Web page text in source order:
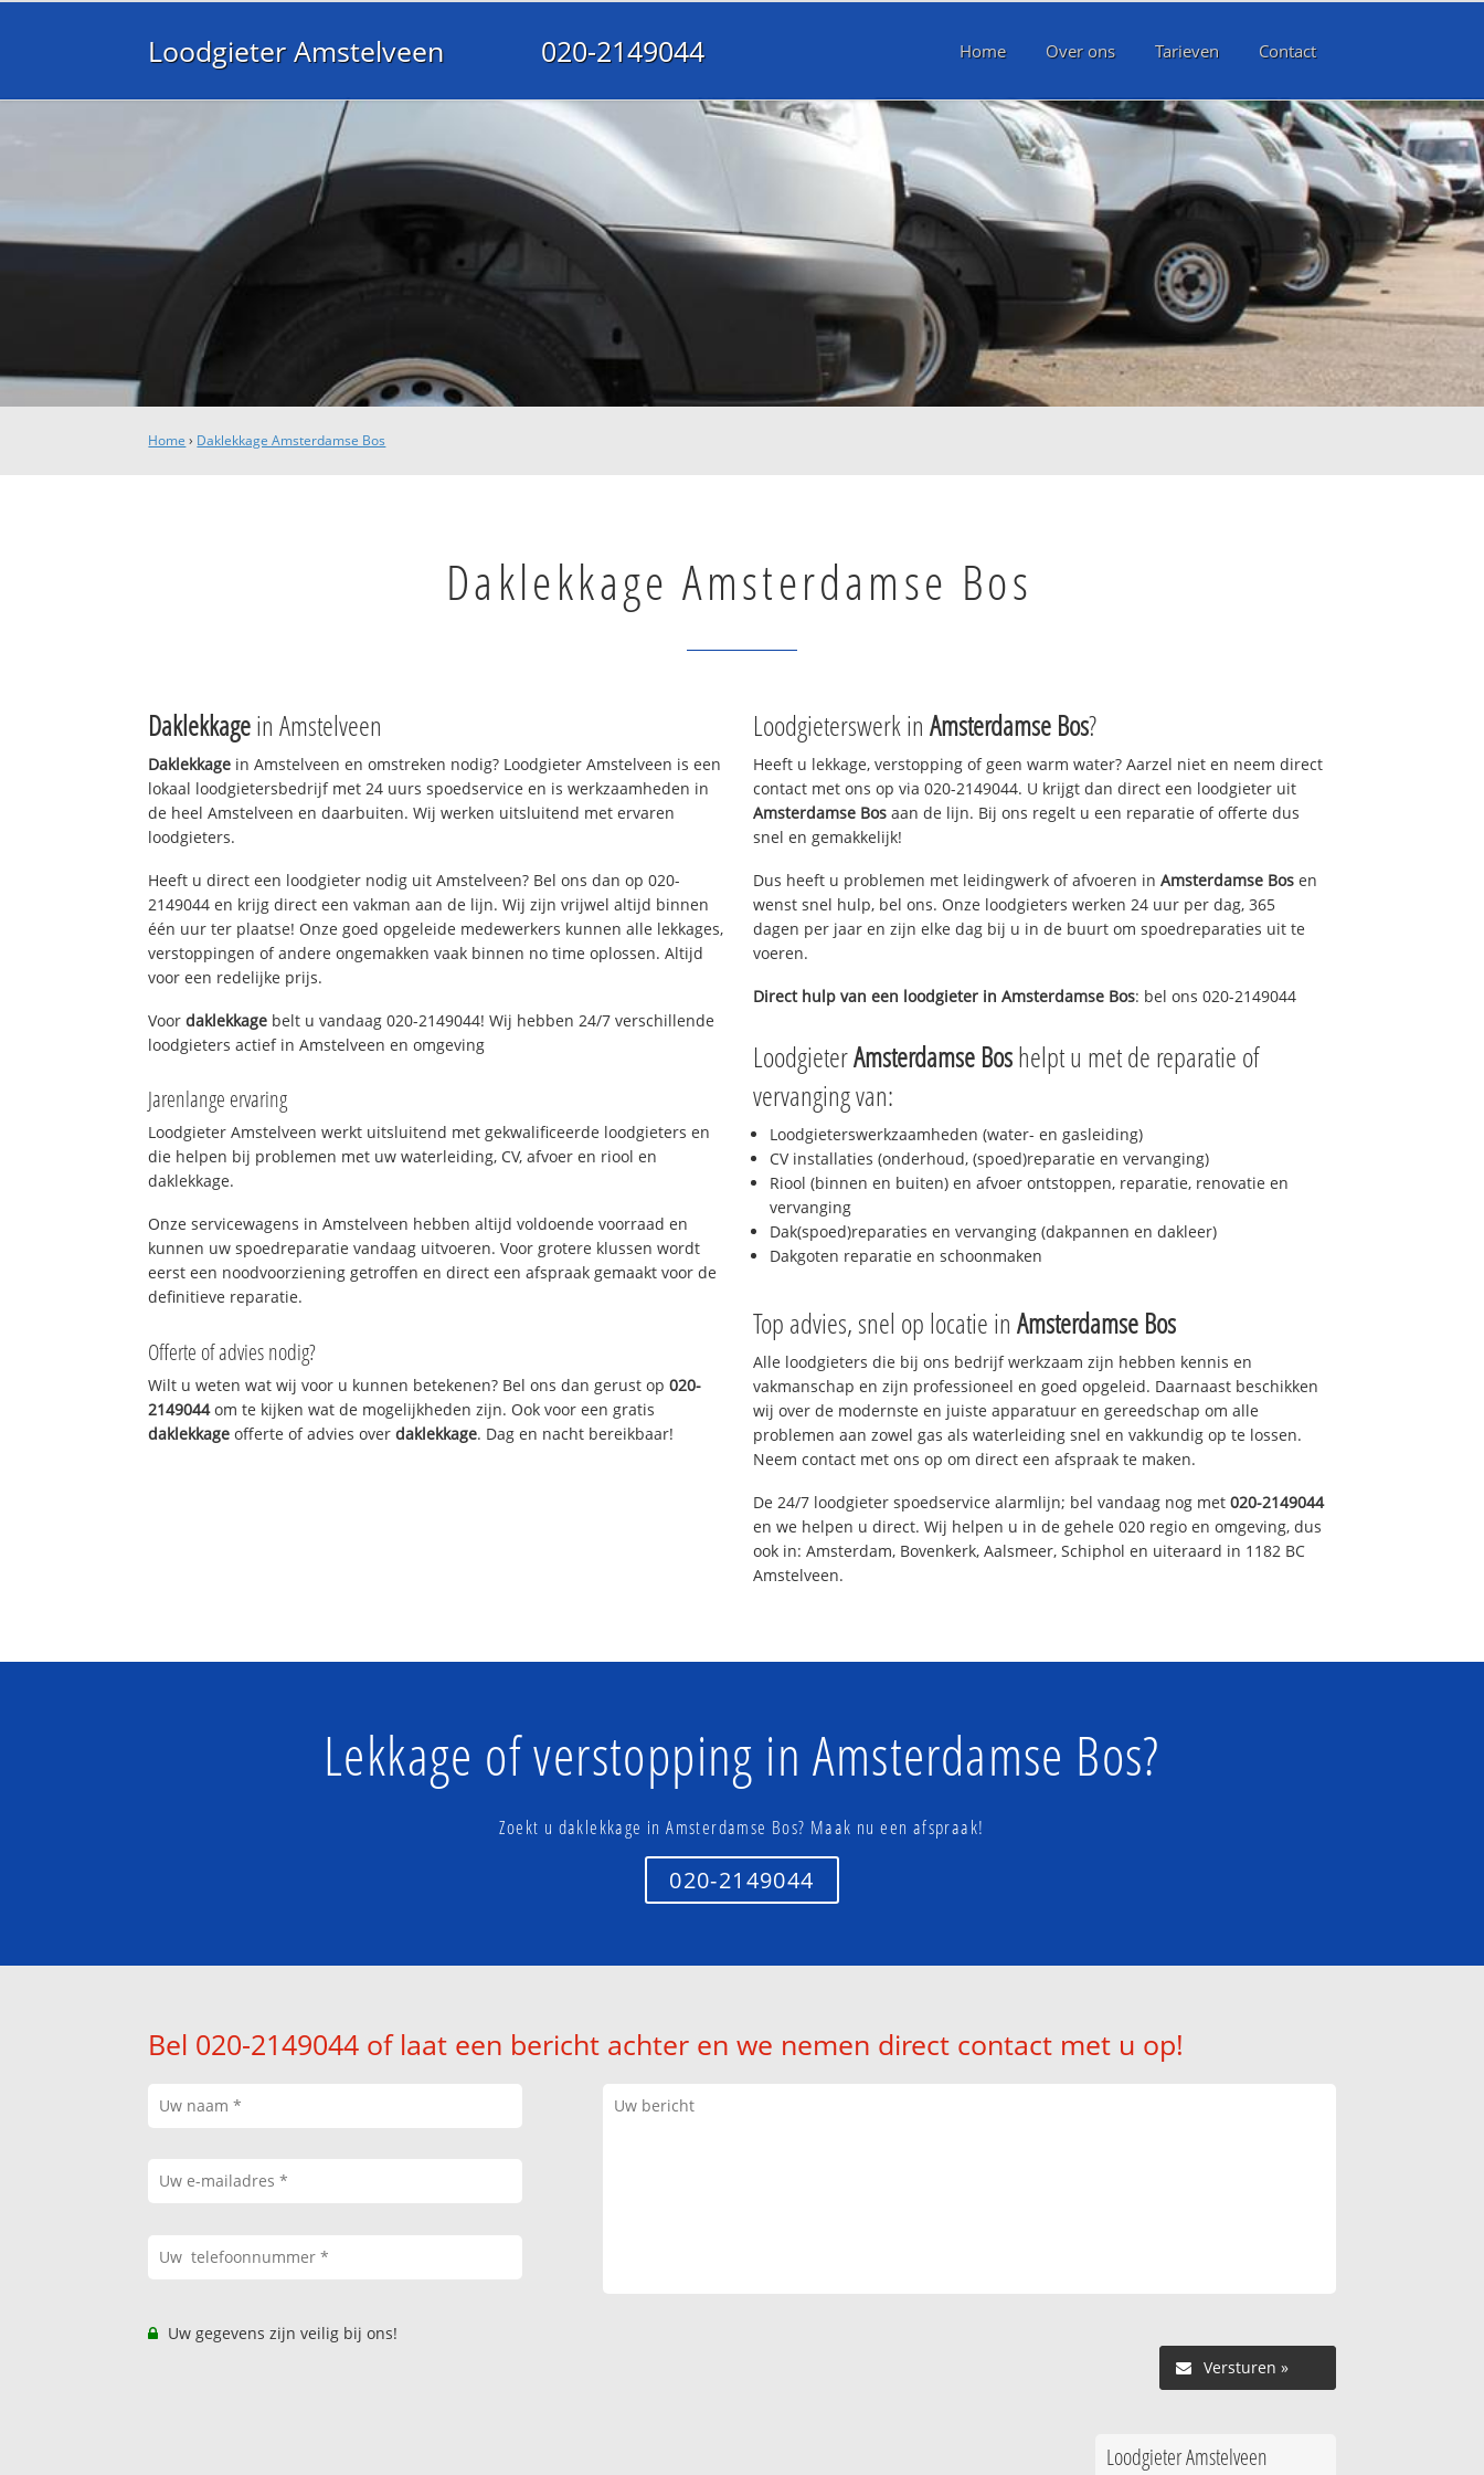
Loodgieter Amstelveen 020-2149044 Home Over ons Tarieven Contact
Home › Daklekkage Amsterdamse Bos
Daklekkage Amsterdamse Bos
Daklekkagein Amstelveen
Daklekkage in Amstelveen en omstreken nodig? Loodgieter Amstelveen is een
lokaal loodgietersbedrijf met 24 uurs spoedservice en is werkzaamheden in
de heel Amstelveen en daarbuiten. Wij werken uitsluitend met ervaren
loodgieters.
Heeft u direct een loodgieter nodig uit Amstelveen? Bel ons dan op 020-
2149044 en krijg direct een vakman aan de lijn. Wij zijn vrijwel altijd binnen
één uur ter plaatse! Onze goed opgeleide medewerkers kunnen alle lekkages,
verstoppingen of andere ongemakken vaak binnen no time oplossen. Altijd
voor een redelijke prijs.
Voordaklekkage belt u vandaag 020-2149044! Wij hebben 24/7 verschillende
loodgieters actief in Amstelveen en omgeving
Jarenlange ervaring
Loodgieter Amstelveen werkt uitsluitend met gekwalificeerde loodgieters en
die helpen bij problemen met uw waterleiding, CV, afvoer en riool en
daklekkage.
Onze servicewagens in Amstelveen hebben altijd voldoende voorraad en
kunnen uw spoedreparatie vandaag uitvoeren. Voor grotere klussen wordt
eerst een noodvoorziening getroffen en direct een afspraak gemaakt voor de
definitieve reparatie.
Offerte of advies nodig?
Wilt u weten wat wij voor u kunnen betekenen? Bel ons dan gerust op020-
2149044om te kijken wat de mogelijkheden zijn. Ook voor een gratis
daklekkage offerte of advies overdaklekkage. Dag en nacht bereikbaar!
Loodgieterswerk in Amsterdamse Bos?
Heeft u lekkage, verstopping of geen warm water? Aarzel niet en neem direct
contact met ons op via 020-2149044. U krijgt dan direct een loodgieter uit
Amsterdamse Bos aan de lijn. Bij ons regelt u een reparatie of offerte dus
snel en gemakkelijk!
Dus heeft u problemen met leidingwerk of afvoeren in Amsterdamse Bos en
wenst snel hulp, bel ons. Onze loodgieters werken 24 uur per dag, 365
dagen per jaar en zijn elke dag bij u in de buurt om spoedreparaties uit te
voeren.
Direct hulp van een loodgieter in Amsterdamse Bos: bel ons 020-2149044
LoodgieterAmsterdamse Boshelpt u met de reparatie of
vervanging van:
Loodgieterswerkzaamheden (water- en gasleiding)
CV installaties (onderhoud, (spoed)reparatie en vervanging)
Riool (binnen en buiten) en afvoer ontstoppen, reparatie, renovatie en
vervanging
Dak(spoed)reparaties en vervanging (dakpannen en dakleer)
Dakgoten reparatie en schoonmaken
Top advies, snel op locatie in Amsterdamse Bos
Alle loodgieters die bij ons bedrijf werkzaam zijn hebben kennis en
vakmanschap en zijn professioneel en goed opgeleid. Daarnaast beschikken
wij over de modernste en juiste apparatuur en gereedschap om alle
problemen aan zowel gas als waterleiding snel en vakkundig op te lossen.
Neem contact met ons op om direct een afspraak te maken.
De 24/7 loodgieter spoedservice alarmlijn; bel vandaag nog met 020-2149044
en we helpen u direct. Wij helpen u in de gehele 020 regio en omgeving, dus
ook in: Amsterdam, Bovenkerk, Aalsmeer, Schiphol en uiteraard in 1182 BC
Amstelveen.
Lekkage of verstopping in Amsterdamse Bos?
Zoekt u daklekkage in Amsterdamse Bos? Maak nu een afspraak!
020-2149044
Bel 020-2149044 of laat een bericht achter en we nemen direct contact met u op!
Uw gegevens zijn veilig bij ons!
Versturen »
Loodgieter Amstelveen